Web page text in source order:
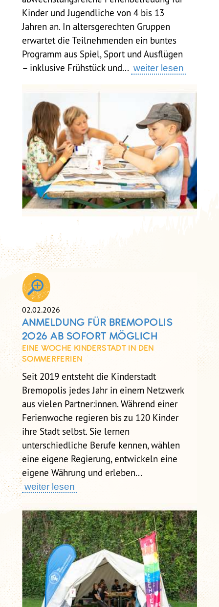
Kinder und Jugendliche von 4 bis 13
Jahren an. In altersgerechten Gruppen
erwartet die Teilnehmenden ein buntes
Programm aus Spiel, Sport und Ausflügen
– inklusive Frühstück und... weiter lesen
02.02.2026
ANMELDUNG FÜR BREMOPOLIS
2026 AB SOFORT MÖGLICH
EINE WOCHE KINDERSTADT IN DEN
SOMMERFERIEN
Seit 2019 entsteht die Kinderstadt
Bremopolis jedes Jahr in einem Netzwerk
aus vielen Partner:innen. Während einer
Ferienwoche regieren bis zu 120 Kinder
ihre Stadt selbst. Sie lernen
unterschiedliche Berufe kennen, wählen
eine eigene Regierung, entwickeln eine
eigene Währung und erleben...
weiter lesen